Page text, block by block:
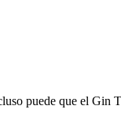
puede que el Gin